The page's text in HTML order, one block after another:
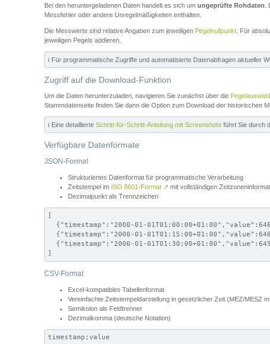
Bei den heruntergeladenen Daten handelt es sich um ungeprüfte Rohdaten
Messfehler oder andere Unregelmäßigkeiten enthalten.
Die Messwerte sind relative Angaben zum jeweiligen Pegelnullpunkt . Für
jeweiligen Pegels addieren.
ℹ️ Für programmatische Zugriffe und automatisierte Datenabfragen aktueller
Zugriff auf die Download-Funktion
Um die Daten herunterzuladen, navigieren Sie zunächst über die
Stammdatenseite finden Sie dann die Option zum Download der historischen
ℹ️ Eine detaillierte Schritt-für-Schritt-Anleitung mit Screenshots führt Sie durch
Verfügbare Datenformate
JSON-Format
Strukturiertes Datenformat für programmatische Verarbeitung
Zeitstempel im ISO 8601-Format ↗ mit vollständigen
Dezimalpunkt als Trennzeichen
[
{"timestamp":"2000-01-
{"timestamp":"2000-01-
{"timestamp":"2000-01-
]
CSV-Format
Excel-kompatibles Tabellenformat
Vereinfachte Zeitstempeldarstellung in gesetzlicher Zeit (MEZ/MESZ
Semikolon als Feldtrenner
Dezimalkomma (deutsche Notation)
timestamp;value